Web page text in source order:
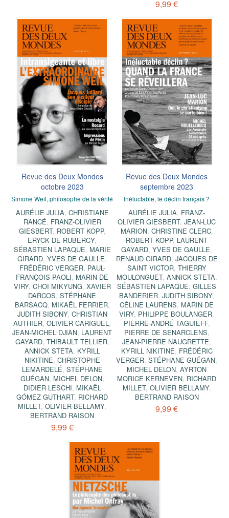
9,99 €
Revue des Deux Mondes
octobre 2023
Simone Weil, philosophe de la vérité
AURÉLIE JULIA, CHRISTIANE
RANCÉ, FRANZ-OLIVIER
GIESBERT, ROBERT KOPP,
ERYCK DE RUBERCY,
SÉBASTIEN LAPAQUE, MARIE
GIRARD,YVES DE GAULLE,
FRÉDÉRIC VERGER, PAUL-
FRANÇOIS PAOLI, MARIN DE
VIRY, CHOI MIKYUNG, XAVIER
DARCOS,STÉPHANE
BARSACQ, MIKAËL FERRIER,
JUDITH SIBONY, CHRISTIAN
AUTHIER,OLIVIER CARIGUEL,
JEAN-MICHEL DJIAN, LAURENT
GAYARD, THIBAULT TELLIER,
ANNICK STETA, KYRILL
NIKITINE, CHRISTOPHE
LEMARDELÉ, STÉPHANE
GUÉGAN, MICHEL DELON,
DIDIER LESCHI, MIKAËL
GÓMEZ GUTHART, RICHARD
MILLET,OLIVIER BELLAMY,
BERTRAND RAISON
9,99 €
Revue des Deux Mondes
septembre 2023
Inéluctable, le déclin français ?
AURÉLIE JULIA, FRANZ-
OLIVIER GIESBERT,JEAN-LUC
MARION, CHRISTINE CLERC,
ROBERT KOPP, LAURENT
GAYARD,YVES DE GAULLE,
RENAUD GIRARD, JACQUES DE
SAINT VICTOR, THIERRY
MOULONGUET, ANNICK STETA,
SÉBASTIEN LAPAQUE,GILLES
BANDERIER,JUDITH SIBONY,
CÉLINE LAURENS, MARIN DE
VIRY, PHILIPPE BOULANGER,
PIERRE-ANDRÉ TAGUIEFF,
PIERRE DE SENARCLENS,
JEAN-PIERRE NAUGRETTE,
KYRILL NIKITINE, FRÉDÉRIC
VERGER,STÉPHANE GUÉGAN,
MICHEL DELON,AYRTON
MORICE KERNEVEN, RICHARD
MILLET, OLIVIER BELLAMY,
BERTRAND RAISON
9,99 €